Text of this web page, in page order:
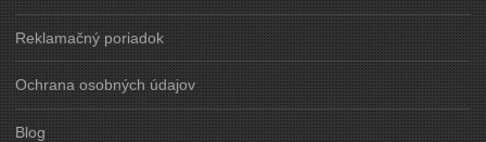
Reklamačný poriadok
Ochrana osobných údajov
Blog